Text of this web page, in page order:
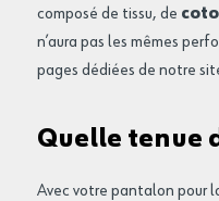
composé de tissu, de
n’aura pas les mêmes
pages dédiées de notre
Quelle tenue
Avec votre pantalon pour